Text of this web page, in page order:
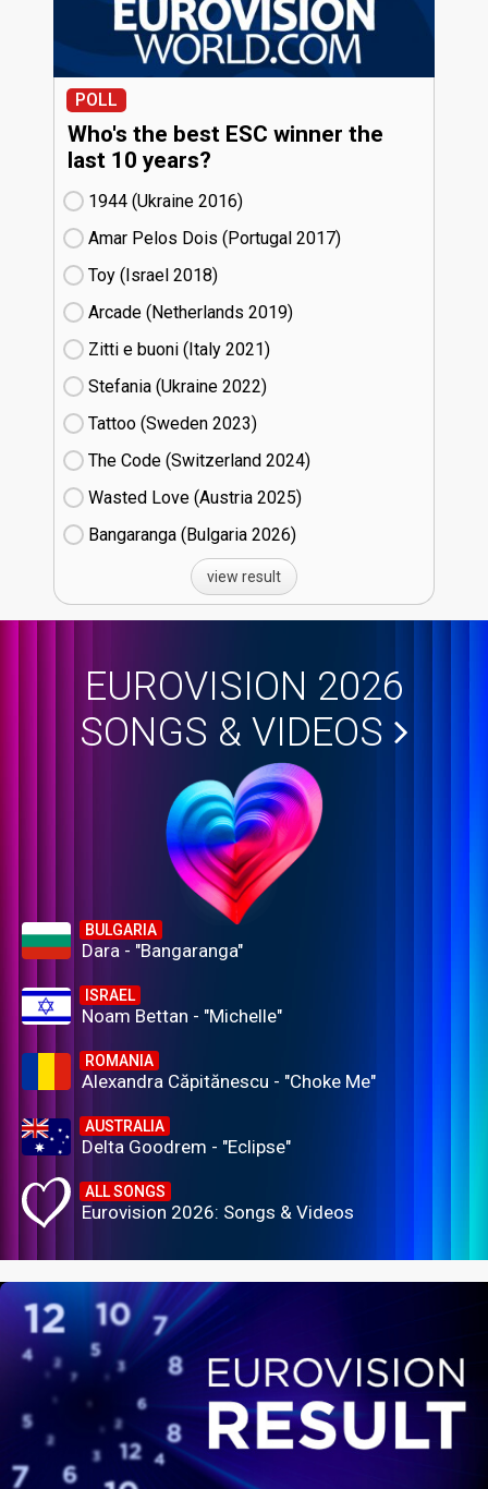
POLL
Who's the best ESC winner the
last 10 years?
1944 (Ukraine
16)
Amar Pelos Dois (Portugal
17)
Toy (Israel
18)
Arcade (Netherlands
19)
Zitti e buoni​ (Italy
21)
Stefania (Ukraine
22)
Tattoo (Sweden
23)
The Code (Switzerland
24)
Wasted Love (Austria
25)
Bangaranga (Bulgaria
26)
view result
EUROVISION 2026
SONGS & VIDEOS
BULGARIA
Dara - "Bangaranga"
ISRAEL
Noam Bettan - "Michelle"
ROMANIA
Alexandra Căpitănescu - "Choke Me"
AUSTRALIA
Delta Goodrem - "Eclipse"
ALL SONGS
Eurovision 2026: Songs & Videos